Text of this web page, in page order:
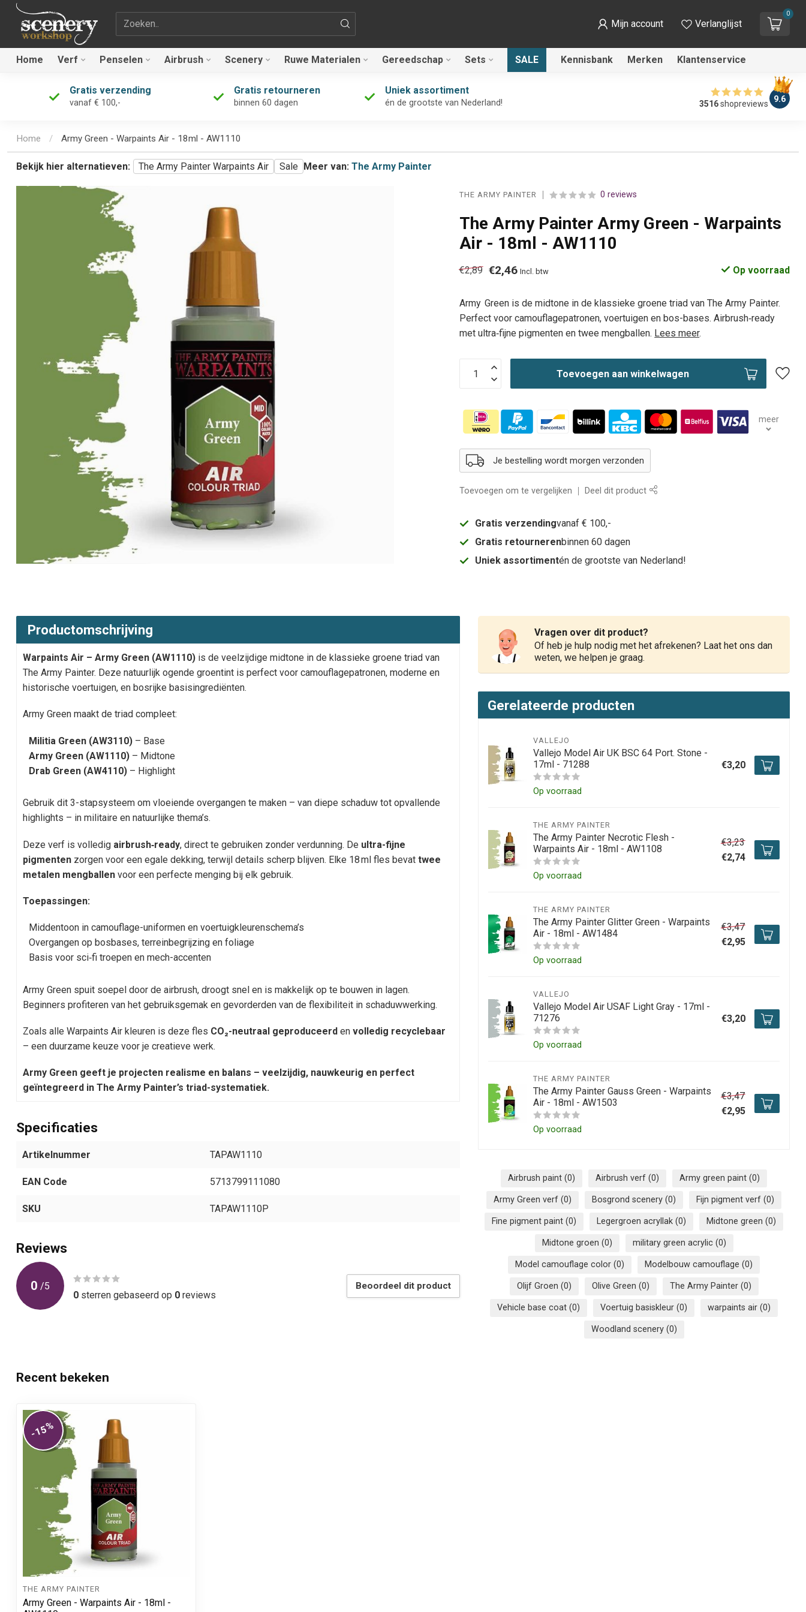
Zoekterm Mijn account Verlanglijst
0
Home Verf Penselen Airbrush Scenery Ruwe Materialen Gereedschap Sets SALE Kennisbank Merken Klantenservice
Gratis verzending
vanaf € 100,-
Gratis retourneren
binnen 60 dagen
Uniek assortiment
én de grootste van Nederland! 3516shopreviews 9.6
Home / Army Green - Warpaints Air - 18ml - AW1110
Bekijk hier alternatieven: The Army Painter Warpaints Air Sale Meer van: The Army Painter
THE ARMY PAINTER 0 reviews
The Army Painter Army Green - Warpaints
Air - 18ml - AW1110
€2,89 €2,46 Incl. btw Op voorraad
Army Green is de midtone in de klassieke groene triad van The Army Painter.
Perfect voor camouflagepatronen, voertuigen en bos-bases. Airbrush‑ready
met ultra‑fijne pigmenten en twee mengballen. Lees meer.
Toevoegen aan winkelwagen
meer
Je bestelling wordt morgen verzonden
Toevoegen om te vergelijken Deel dit product
Gratis verzendingvanaf € 100,-
Gratis retournerenbinnen 60 dagen
Uniek assortimentén de grootste van Nederland!
Productomschrijving
Warpaints Air – Army Green (AW1110) is de veelzijdige midtone in de klassieke groene triad van
The Army Painter. Deze natuurlijk ogende groentint is perfect voor camouflagepatronen, moderne en
historische voertuigen, en bosrijke basisingrediënten.
Army Green maakt de triad compleet:
Militia Green (AW3110)– Base
Army Green (AW1110)– Midtone
Drab Green (AW4110)– Highlight
Gebruik dit 3-stapsysteem om vloeiende overgangen te maken – van diepe schaduw tot opvallende
highlights – in militaire en natuurlijke thema’s.
Deze verf is volledig airbrush‑ready, direct te gebruiken zonder verdunning. De ultra-fijne
pigmenten zorgen voor een egale dekking, terwijl details scherp blijven. Elke 18 ml fles bevat twee
metalen mengballen voor een perfecte menging bij elk gebruik.
Toepassingen:
Middentoon in camouflage-uniformen en voertuigkleurenschema’s
Overgangen op bosbases, terreinbegrijzing en foliage
Basis voor sci‑fi troepen en mech-accenten
Army Green spuit soepel door de airbrush, droogt snel en is makkelijk op te bouwen in lagen.
Beginners profiteren van het gebruiksgemak en gevorderden van de flexibiliteit in schaduwwerking.
Zoals alle Warpaints Air kleuren is deze fles CO₂-neutraal geproduceerd en volledig recyclebaar
– een duurzame keuze voor je creatieve werk.
Army Green geeft je projecten realisme en balans – veelzijdig, nauwkeurig en perfect
geïntegreerd in The Army Painter’s triad-systematiek.
Specificaties
Artikelnummer TAPAW1110
EAN Code 5713799111080
SKU TAPAW1110P
Reviews
0 /5
0 sterren gebaseerd op 0 reviews
Beoordeel dit product
Vragen over dit product?
Of heb je hulp nodig met het afrekenen? Laat het ons dan
weten, we helpen je graag.
Gerelateerde producten
VALLEJO
Vallejo Model Air UK BSC 64 Port. Stone -
17ml - 71288
Op voorraad
€3,20
THE ARMY PAINTER
The Army Painter Necrotic Flesh -
Warpaints Air - 18ml - AW1108
Op voorraad
€3,23
€2,74
THE ARMY PAINTER
The Army Painter Glitter Green - Warpaints
Air - 18ml - AW1484
Op voorraad
€3,47
€2,95
VALLEJO
Vallejo Model Air USAF Light Gray - 17ml -
71276
Op voorraad
€3,20
THE ARMY PAINTER
The Army Painter Gauss Green - Warpaints
Air - 18ml - AW1503
Op voorraad
€3,47
€2,95
Airbrush paint (0) Airbrush verf (0) Army green paint (0)
Army Green verf (0) Bosgrond scenery (0) Fijn pigment verf (0)
Fine pigment paint (0) Legergroen acryllak (0) Midtone green (0)
Midtone groen (0) military green acrylic (0)
Model camouflage color (0) Modelbouw camouflage (0)
Olijf Groen (0) Olive Green (0) The Army Painter (0)
Vehicle base coat (0) Voertuig basiskleur (0) warpaints air (0)
Woodland scenery (0)
Recent bekeken
-15%
THE ARMY PAINTER
Army Green - Warpaints Air - 18ml -